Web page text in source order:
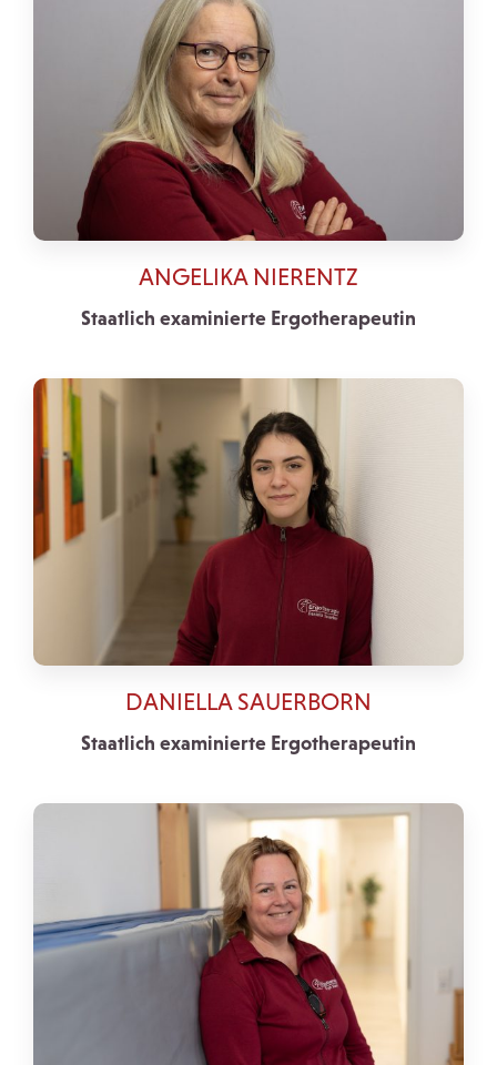
ANGELIKA NIERENTZ
Staatlich examinierte Ergotherapeutin
DANIELLA SAUERBORN
Staatlich examinierte Ergotherapeutin